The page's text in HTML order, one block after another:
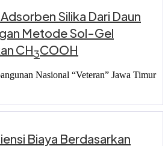
Silika Dari Daun
Metode Sol-Gel
CH3COOH
Nasional “Veteran” Jawa Timur
Biaya Berdasarkan